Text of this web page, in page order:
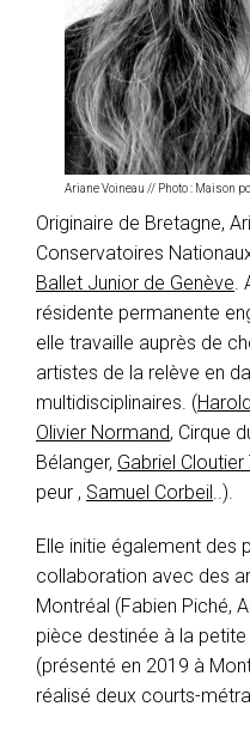
Ariane Voineau // Photo : Maison
Originaire de Bretagne,
Conservatoires
Ballet Junior de Genève.
résidente permanente
elle travaille auprès de
artistes de la relève en
multidisciplinaires. (
Olivier Normand, Cirque
Bélanger, Gabriel
peur , Samuel Corbeil ..).
Elle initie également des
collaboration avec des
Montréal (Fabien Piché,
pièce destinée à la
(présenté en 2019 à
réalisé deux courts-